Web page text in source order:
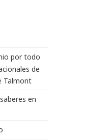
por todo
de
Talmont
en